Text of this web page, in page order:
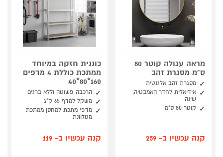
מראה עגולה קוטר 80
ס"מ מסגרת זהב
מסגרת זהב אלגנטית
אידיאלית לחדר האמבטיה,
שינה
קוטר 80 ס"מ
קנה עכשיו ב- 259
כוננית חזקה במיוחד
ממתכת כוללת 4 מדפים
160*80*40
הרכבה פשוטה וללא ברגים
משקל למדף 65 ק"ג
מדפי מתכת למחסן ממתכת
מגולוונת
קנה עכשיו ב- 119